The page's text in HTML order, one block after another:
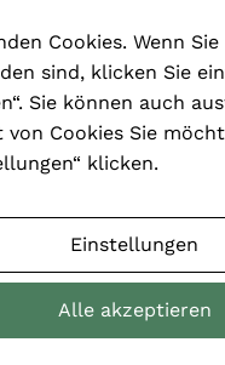
Copyright © 2025
Cookies. Wenn
sind, klicken Sie
Sie können auch
von Cookies Sie
klicken.
Einstellungen
Alle akzeptieren